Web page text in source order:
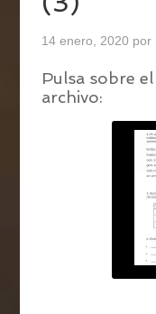
14 enero, 2020 por
Pulsa sobre
archivo: